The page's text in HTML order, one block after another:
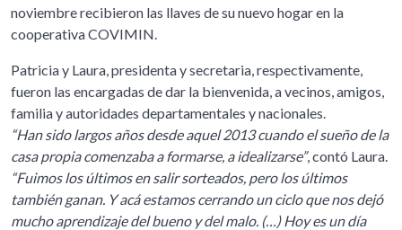
noviembre recibieron las llaves de su nuevo hogar en la
cooperativa COVIMIN.
Patricia y Laura, presidenta y secretaria, respectivamente,
fueron las encargadas de dar la bienvenida, a vecinos, amigos,
familia y autoridades departamentales y nacionales.
“Han sido largos años desde aquel 2013 cuando el sueño de la
casa propia comenzaba a formarse, a idealizarse”, contó Laura.
“Fuimos los últimos en salir sorteados, pero los últimos
también ganan. Y acá estamos cerrando un ciclo que nos dejó
mucho aprendizaje del bueno y del malo. (…) Hoy es un día